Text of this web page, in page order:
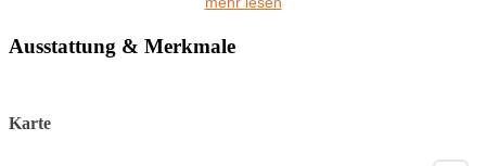
Original, 1838 - 1907.“ Der Künstler war Maximilian Stark.
so manch älterer Peiner zu berichten weiß. Kaufmann kam am
Ausstattung & Merkmale
Karte